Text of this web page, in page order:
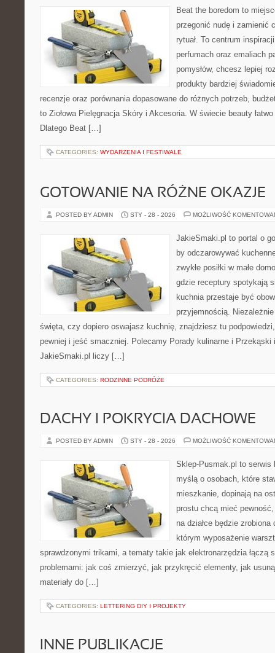
Beat the boredom to
przegonić nudę i zamienić
rytuał. To centrum
perfumach oraz emaliach
pomysłów, chcesz lepiej
produkty bardziej
recenzje oraz porównania dopasowane do różnych potrzeb,
to Ziołowa Pielęgnacja Skóry i Akcesoria. W świecie beauty
Dlatego Beat […]
CATEGORIES: WYDARZENIA I FESTIWALE
GOTOWANIE NA RÓŻNE OKAZJE
POSTED BY ADMIN STY - 28 - 2026 MOŻLIWOŚĆ
JakieSmaki.pl to portal o
by odczarowywać
zwykłe posiłki w małe
gdzie receptury spotykają
kuchnia przestaje być
przyjemnością.
święta, czy dopiero oswajasz kuchnię, znajdziesz tu
pewniej i jeść smaczniej. Polecamy Porady kulinarne i Przekąski
JakieSmaki.pl liczy […]
CATEGORIES: RODZINNE PODRÓŻE
DACHY I POKRYCIA DACHOWE
POSTED BY ADMIN STY - 28 - 2026 MOŻLIWOŚĆ
Sklep-Pusmak.pl to serwis
myślą o osobach, które
mieszkanie, dopinają na
prostu chcą mieć
na działce będzie zrobiona
którym wyposażenie
sprawdzonymi trikami, a tematy takie jak elektronarzędzia łączą
problemami: jak coś zmierzyć, jak przykręcić elementy, jak
materiały do […]
CATEGORIES: LETTERING DIY I PROJEKTY
INNE PUBLIKACJE